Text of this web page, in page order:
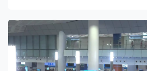
王。 「嘉應高昇」是上季馬王，今季
紀錄延續至二十場。「浪漫勇士」就
榮譽，接受左前球節手術後今季強勢
皇盃均第四度奪冠，更橫掃今季三冠